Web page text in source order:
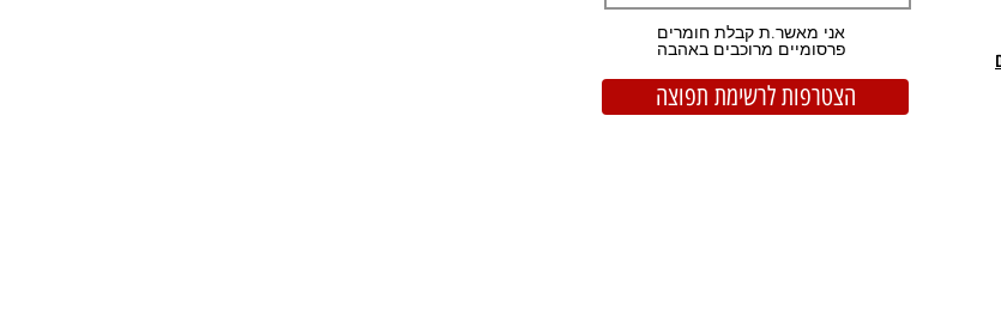
אני מאשר.ת קבלת חומרים
פרסומיים מרוכבים באהבה
הצטרפות לרשימת תפוצה